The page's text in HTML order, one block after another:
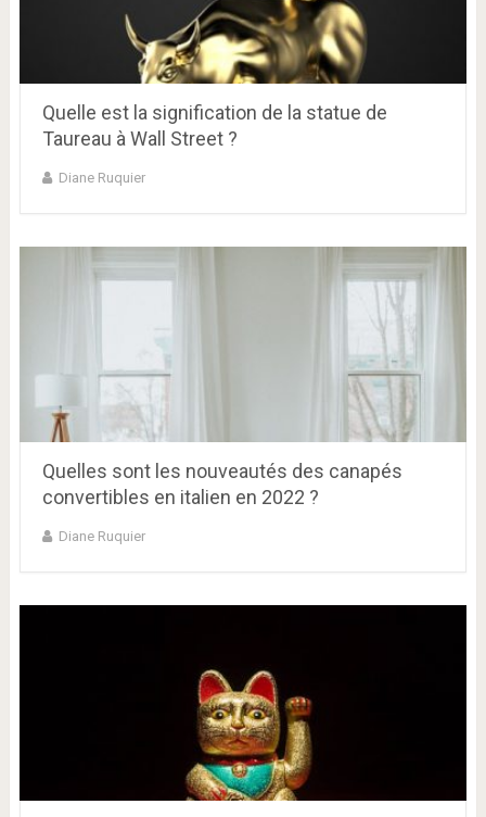
Quelle est la signification de la statue de
Taureau à Wall Street ?
Diane Ruquier
Quelles sont les nouveautés des canapés
convertibles en italien en 2022 ?
Diane Ruquier